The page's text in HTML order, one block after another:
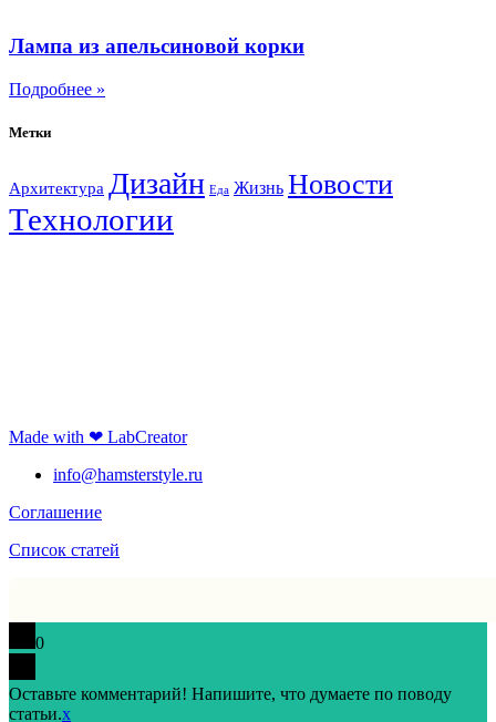
Лампа из апельсиновой корки
Подробнее »
Метки
Архитектура Дизайн Еда Жизнь Новости
Технологии
Made with ❤ LabCreator
info@hamsterstyle.ru
Соглашение
Список статей
0
Оставьте комментарий! Напишите, что думаете по поводу
статьи.x